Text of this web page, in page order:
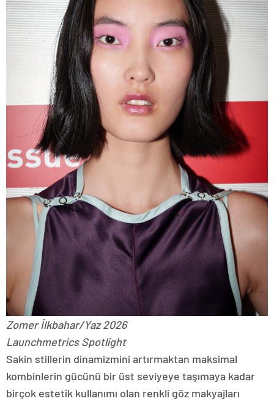
Zomer İlkbahar/Yaz 2026
Launchmetrics Spotlight
Sakin stillerin dinamizmini artırmaktan maksimal
kombinlerin gücünü bir üst seviyeye taşımaya kadar
birçok estetik kullanımı olan renkli göz makyajları